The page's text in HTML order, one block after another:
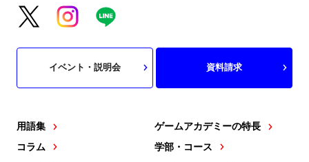
用語集
コラム
ゲームアカデミーの特長
学部・コース
イベント・説明会 資料請求